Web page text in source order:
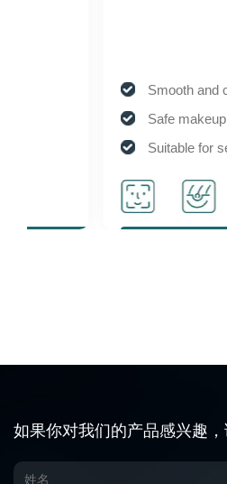
Smooth and clean face
Safe makeup removal
Suitable for sensitive
Activate cell activity
如果你对我们的产品感兴趣